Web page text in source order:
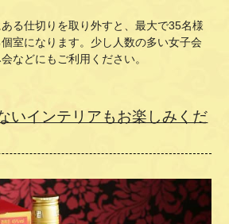
る仕切りを取り外すと、最大で35名様
室になります。少し人数の多い女子会
などにもご利用ください。
いインテリアもお楽しみくだ